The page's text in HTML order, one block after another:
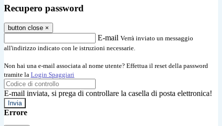
Recupero password
button close ×
E-mail Verrà inviato un messaggio
all'indirizzo indicato con le istruzioni necessarie.
Non hai una e-mail associata al nome utente? Effettua il reset della password
tramite la Login Spaggiari
E-mail inviata, si prega di controllare la casella di posta elettronica!
Errore